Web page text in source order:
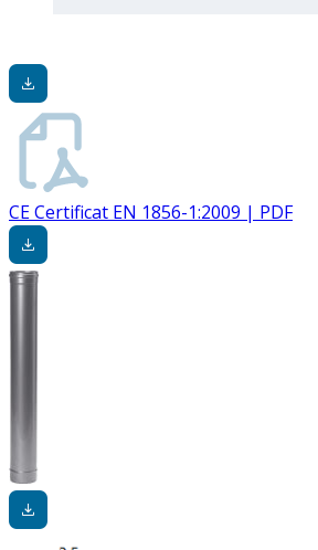
CE Certificat EN 1856-1:2009 | PDF